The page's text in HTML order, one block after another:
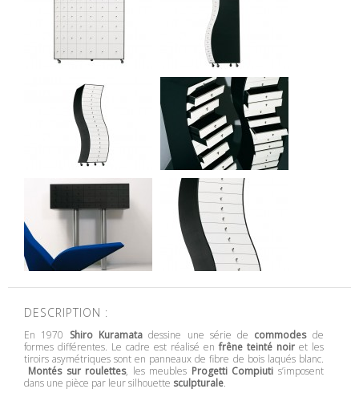
DESCRIPTION :
En 1970 Shiro Kuramatadessine une série de commodesde
formes différentes. Le cadre est réalisé enfrêne teinté noiret les
tiroirs asymétriques sont en panneaux de fibre de bois laqués blanc.
Montés sur roulettes, les meubles Progetti Compiuti s’imposent
dans une pièce par leur silhouette sculpturale.